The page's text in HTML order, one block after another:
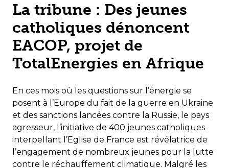
La tribune : Des jeunes
catholiques dénoncent
EACOP, projet de
TotalEnergies en Afrique
En ces mois où les questions sur l’énergie se
posent à l’Europe du fait de la guerre en Ukraine
et des sanctions lancées contre la Russie, le pays
agresseur, l’initiative de 400 jeunes catholiques
interpellant l’Eglise de France est révélatrice de
l’engagement de nombreux jeunes pour la lutte
contre le réchauffement climatique. Malgré les